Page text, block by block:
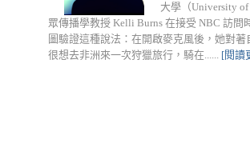
大學（University
眾傳播學教授 Kelli Burns 在接受 NBC 訪問
圖驗證這種說法：在開啟麥克風後，她對
很想去非洲來一次狩獵旅行，騎在...... [閱讀